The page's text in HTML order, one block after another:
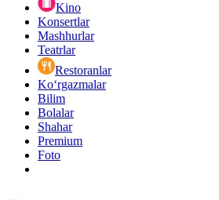
Kino
Konsertlar
Mashhurlar
Teatrlar
Restoranlar
Ko‘rgazmalar
Bilim
Bolalar
Shahar
Premium
Foto